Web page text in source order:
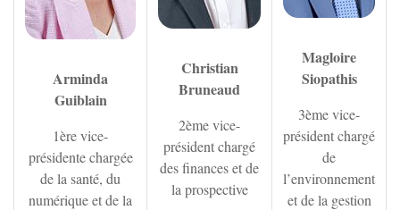
Monéteau
Montigny-la-resle
Quenne
Arminda
Guiblain
1ère vice-
présidente chargée
de la santé, du
numérique et de la
Christian
Bruneaud
2ème vice-
président chargé
des finances et de
la prospective
Magloire
Siopathis
3ème vice-
président chargé
de
l’environnement
et de la gestion